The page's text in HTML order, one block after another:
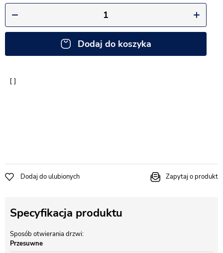
Dodaj do koszyka
Dodaj do ulubionych Zapytaj o produkt
Specyfikacja produktu
Sposób otwierania drzwi
Przesuwne